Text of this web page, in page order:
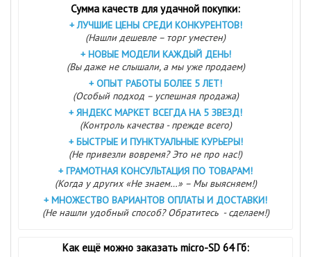
Сумма качеств для удачной покупки:
+ ЛУЧШИЕ ЦЕНЫ СРЕДИ КОНКУРЕНТОВ!
(Нашли дешевле – торг уместен)
+ НОВЫЕ МОДЕЛИ КАЖДЫЙ ДЕНЬ!
(Вы даже не слышали, а мы уже продаем)
+ ОПЫТ РАБОТЫ БОЛЕЕ 5 ЛЕТ!
(Особый подход – успешная продажа)
+ ЯНДЕКС МАРКЕТ ВСЕГДА НА 5 ЗВЕЗД!
(Контроль качества - прежде всего)
+ БЫСТРЫЕ И ПУНКТУАЛЬНЫЕ КУРЬЕРЫ!
(Не привезли вовремя? Это не про нас!)
+ ГРАМОТНАЯ КОНСУЛЬТАЦИЯ ПО ТОВАРАМ!
(Когда у других «Не знаем…» – Мы выясняем!)
+ МНОЖЕСТВО ВАРИАНТОВ ОПЛАТЫ И ДОСТАВКИ!
(Не нашли удобный способ? Обратитесь - сделаем!)
Как ещё можно заказать micro-SD 64 Гб: